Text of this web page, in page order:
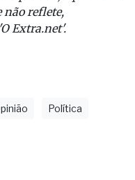
não reflete,
Extra.net'.
Política